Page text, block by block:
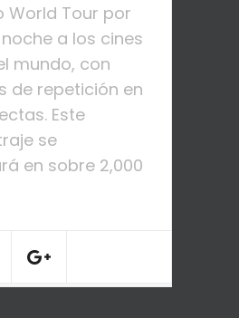
World Tour por
a los cines
mundo, con
de repetición en
Este
se
en sobre 2,000